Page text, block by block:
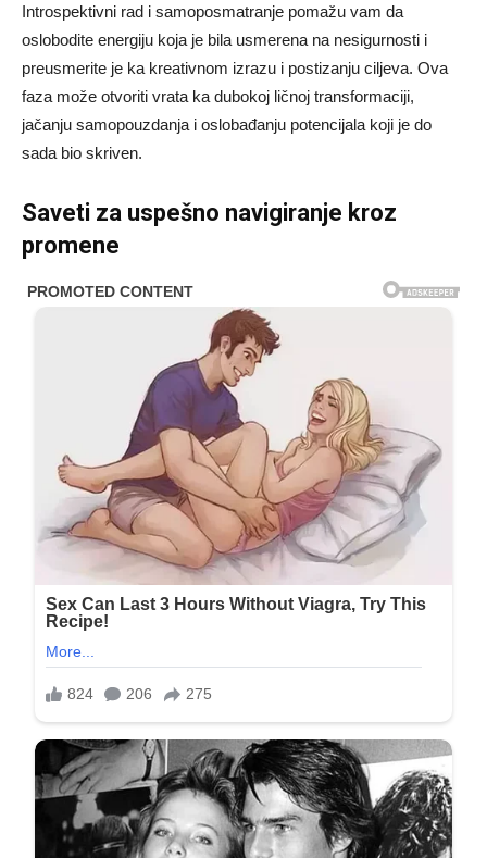
Introspektivni rad i samoposmatranje pomažu vam da
oslobodite energiju koja je bila usmerena na nesigurnosti i
preusmerite je ka kreativnom izrazu i postizanju ciljeva. Ova
faza može otvoriti vrata ka dubokoj ličnoj transformaciji,
jačanju samopouzdanja i oslobađanju potencijala koji je do
sada bio skriven.
Saveti za uspešno navigiranje kroz
promene